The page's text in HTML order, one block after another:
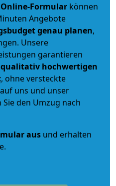
Online-Formular können
Angebote
genau planen,
Unsere
garantieren
hochwertigen
, ohne versteckte
uns und unser
den Umzug nach
aus und erhalten